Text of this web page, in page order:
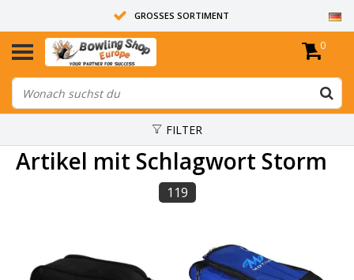
GROSSES SORTIMENT
14 TAGE RÜCKGABERECHT
ALLE BOWLINGKUGELN SIND UNGEBOHRT
0
FILTER
Artikel mit Schlagwort Storm
119